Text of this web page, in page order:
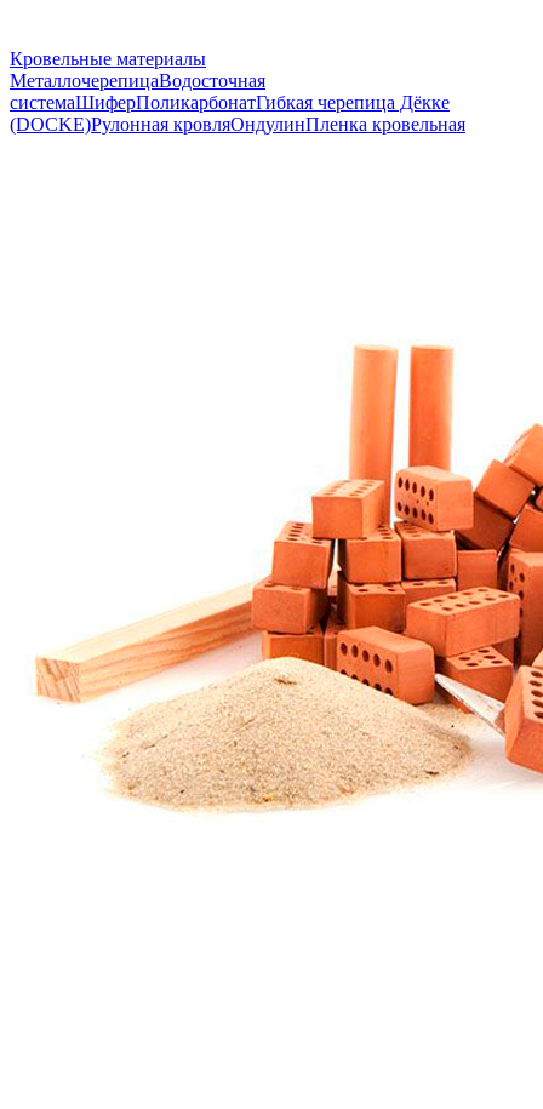
Кровельные материалы
МеталлочерепицаВодосточная
системаШиферПоликарбонатГибкая черепица Дёкке
(DOCKE)Рулонная кровляОндулинПленка кровельная